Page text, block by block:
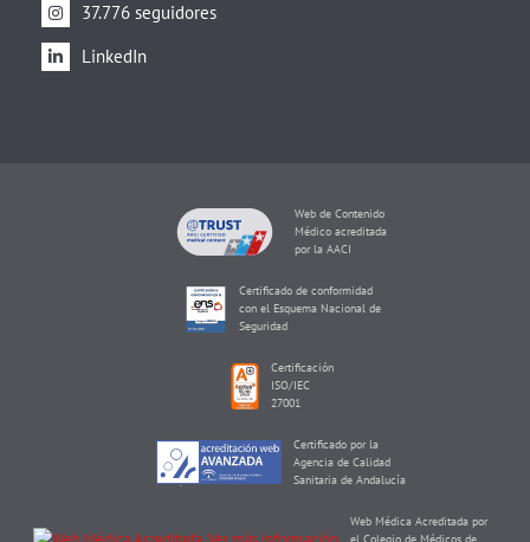
37.776 seguidores
LinkedIn
Web de Contenido
Médico acreditada
por la AACI
Certificado de conformidad
con el Esquema Nacional de
Seguridad
Certificación
ISO/IEC
27001
Certificado por la
Agencia de Calidad
Sanitaria de Andalucía
Web Médica Acreditada por